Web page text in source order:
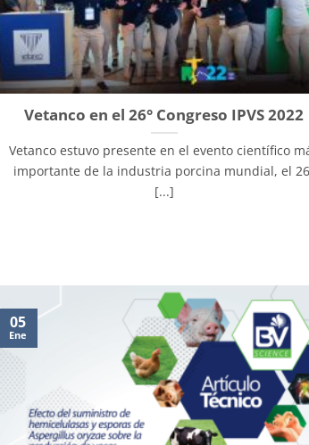
Vetanco en el 26° Congreso IPVS 2022
Vetanco estuvo presente en el evento científico
importante de la industria porcina mundial, el
[...]
05
Ene